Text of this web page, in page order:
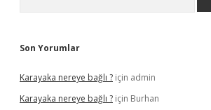
Son Yorumlar
Karayaka nereye bağlı ? için admin
Karayaka nereye bağlı ? için Burhan